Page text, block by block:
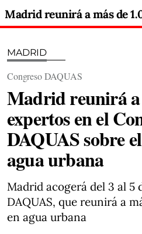
MADRID
Congreso DAQUAS
Madrid reunirá a
expertos en el
DAQUAS sobre
agua urbana
Madrid acogerá del 3 al 5
DAQUAS, que reunirá a
en agua urbana